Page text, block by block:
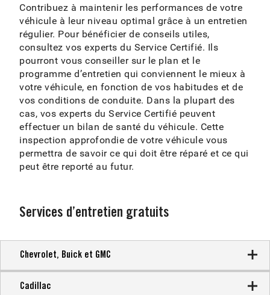
Contribuez à maintenir les performances de votre
véhicule à leur niveau optimal grâce à un entretien
régulier. Pour bénéficier de conseils utiles,
consultez vos experts du Service Certifié. Ils
pourront vous conseiller sur le plan et le
programme d’entretien qui conviennent le mieux à
votre véhicule, en fonction de vos habitudes et de
vos conditions de conduite. Dans la plupart des
cas, vos experts du Service Certifié peuvent
effectuer un bilan de santé du véhicule. Cette
inspection approfondie de votre véhicule vous
permettra de savoir ce qui doit être réparé et ce qui
peut être reporté au futur.
Services d’entretien gratuits
Chevrolet, Buick et GMC
Cadillac